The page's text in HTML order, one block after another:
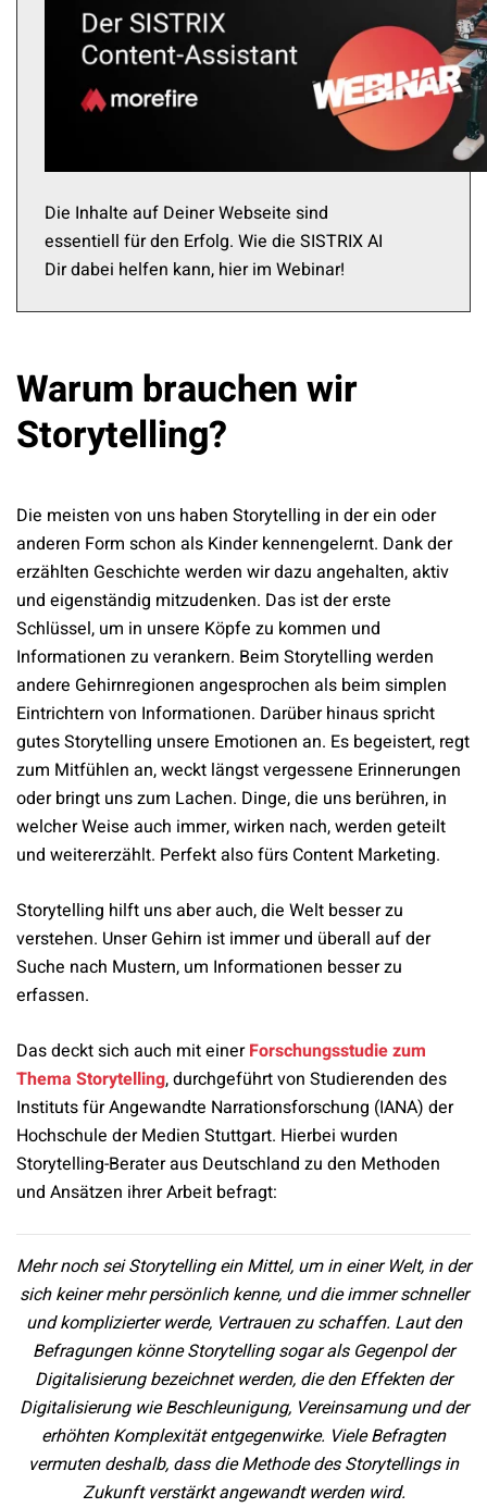
Die Inhalte auf Deiner Webseite sind
essentiell für den Erfolg. Wie die SISTRIX AI
Dir dabei helfen kann, hier im Webinar!
Warum brauchen wir
Storytelling?
Die meisten von uns haben Storytelling in der ein oder
anderen Form schon als Kinder kennengelernt. Dank der
erzählten Geschichte werden wir dazu angehalten, aktiv
und eigenständig mitzudenken. Das ist der erste
Schlüssel, um in unsere Köpfe zu kommen und
Informationen zu verankern. Beim Storytelling werden
andere Gehirnregionen angesprochen als beim simplen
Eintrichtern von Informationen. Darüber hinaus spricht
gutes Storytelling unsere Emotionen an. Es begeistert, regt
zum Mitfühlen an, weckt längst vergessene Erinnerungen
oder bringt uns zum Lachen. Dinge, die uns berühren, in
welcher Weise auch immer, wirken nach, werden geteilt
und weitererzählt. Perfekt also fürs Content Marketing.
Storytelling hilft uns aber auch, die Welt besser zu
verstehen. Unser Gehirn ist immer und überall auf der
Suche nach Mustern, um Informationen besser zu
erfassen.
Das deckt sich auch mit einerForschungsstudie zum
Thema Storytelling, durchgeführt von Studierenden des
Instituts für Angewandte Narrationsforschung (IANA) der
Hochschule der Medien Stuttgart. Hierbei wurden
Storytelling-Berater aus Deutschland zu den Methoden
und Ansätzen ihrer Arbeit befragt:
Mehr noch sei Storytelling ein Mittel, um in einer Welt, in der
sich keiner mehr persönlich kenne, und die immer schneller
und komplizierter werde, Vertrauen zu schaffen. Laut den
Befragungen könne Storytelling sogar als Gegenpol der
Digitalisierung bezeichnet werden, die den Effekten der
Digitalisierung wie Beschleunigung, Vereinsamung und der
erhöhten Komplexität entgegenwirke. Viele Befragten
vermuten deshalb, dass die Methode des Storytellings in
Zukunft verstärkt angewandt werden wird.